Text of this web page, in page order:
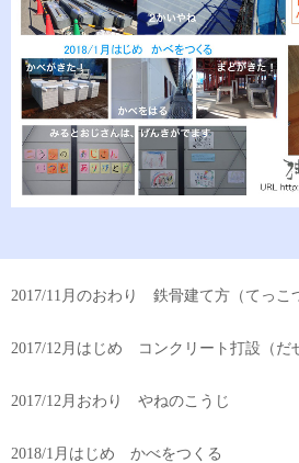
2017/11月のおわり 鉄骨建て方（てっこ
2017/12月はじめ コンクリート打設（だ
2017/12月おわり やねのこうじ
2018/1月はじめ かべをつくる